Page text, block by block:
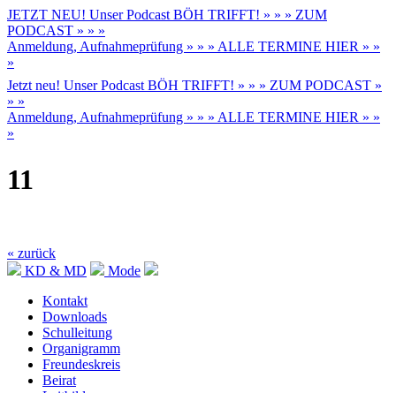
JETZT NEU! Unser Podcast BÖH TRIFFT! » » » ZUM
PODCAST » » »
Anmeldung, Aufnahmeprüfung » » » ALLE TERMINE HIER » »
»
Jetzt neu! Unser Podcast BÖH TRIFFT! » » » ZUM PODCAST »
» »
Anmeldung, Aufnahmeprüfung » » » ALLE TERMINE HIER » »
»
11
« zurück
KD & MD
Mode
Kontakt
Downloads
Schulleitung
Organigramm
Freundeskreis
Beirat